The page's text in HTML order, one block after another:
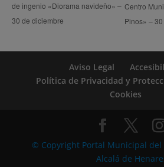
de ingenio «Diorama navideño» –
30 de diciembre
Centro
Pinos» –
Aviso Legal
Política de Privacidad y
Cookies
© Copyright Portal Municipal
Alcalá de